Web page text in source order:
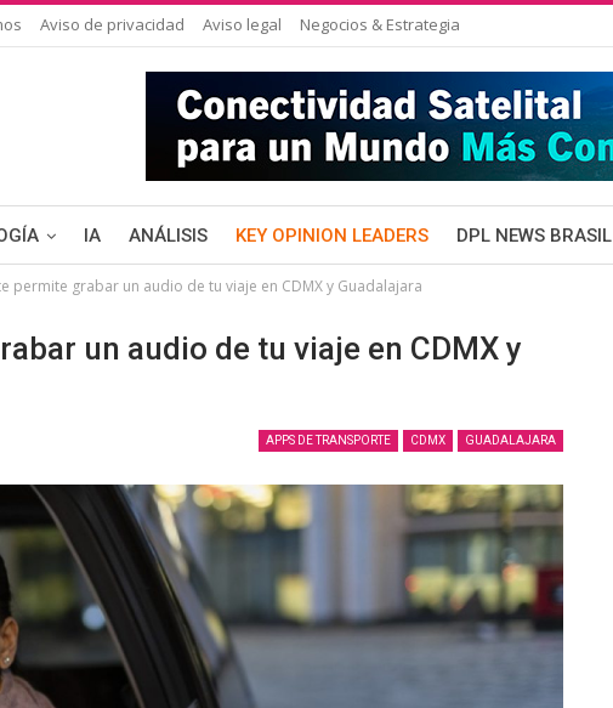
Aviso de privacidad Aviso legal Negocios & Estrategia
IA ANÁLISIS KEY OPINION LEADERS DPL NEWS BRASIL
permite grabar un audio de tu viaje en CDMX y Guadalajara
un audio de tu viaje en CDMX y
APPS DE TRANSPORTE CDMX GUADALAJARA